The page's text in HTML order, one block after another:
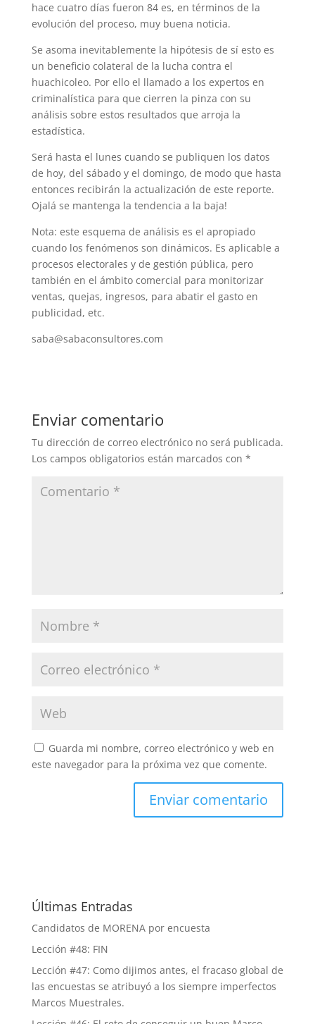
hace cuatro días fueron 84 es, en términos de la
evolución del proceso, muy buena noticia.
Se asoma inevitablemente la hipótesis de sí esto es
un beneficio colateral de la lucha contra el
huachicoleo. Por ello el llamado a los expertos en
criminalística para que cierren la pinza con su
análisis sobre estos resultados que arroja la
estadística.
Será hasta el lunes cuando se publiquen los datos
de hoy, del sábado y el domingo, de modo que hasta
entonces recibirán la actualización de este reporte.
Ojalá se mantenga la tendencia a la baja!
Nota: este esquema de análisis es el apropiado
cuando los fenómenos son dinámicos. Es aplicable a
procesos electorales y de gestión pública, pero
también en el ámbito comercial para monitorizar
ventas, quejas, ingresos, para abatir el gasto en
publicidad, etc.
saba@sabaconsultores.com
Enviar comentario
Tu dirección de correo electrónico no será publicada.
Los campos obligatorios están marcados con *
Guarda mi nombre, correo electrónico y web en
este navegador para la próxima vez que comente.
Últimas Entradas
Candidatos de MORENA por encuesta
Lección #48: FIN
Lección #47: Como dijimos antes, el fracaso global de
las encuestas se atribuyó a los siempre imperfectos
Marcos Muestrales.